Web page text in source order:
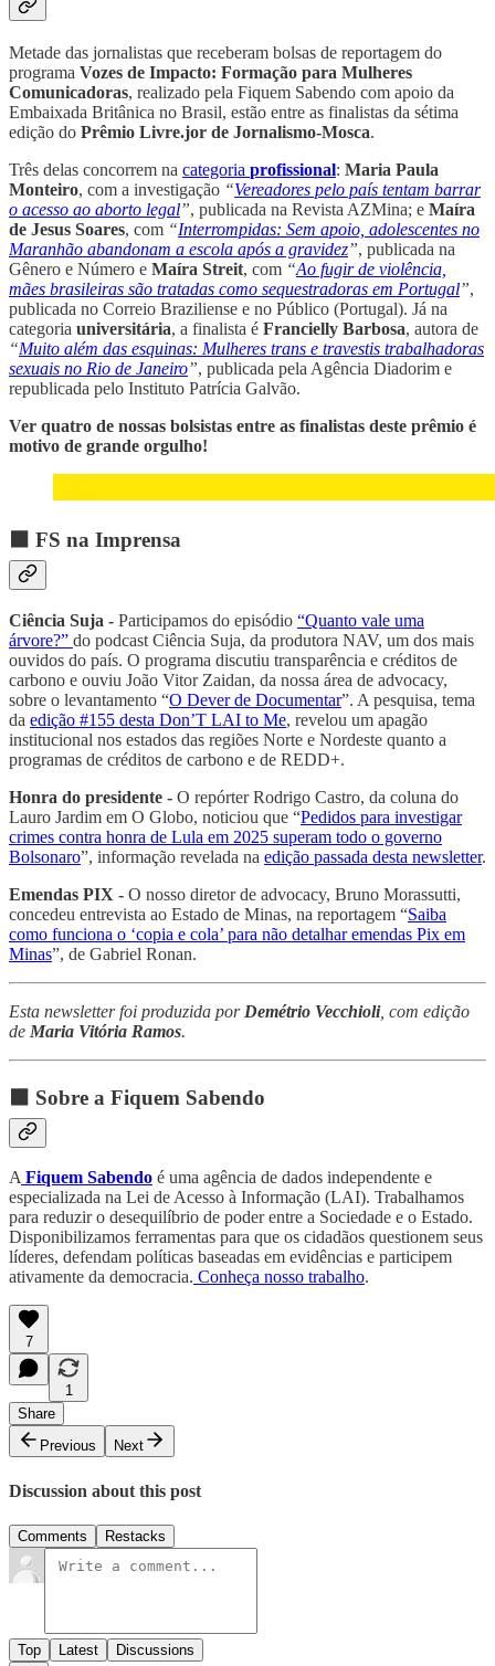
Metade das jornalistas que receberam bolsas de reportagem do
programa Vozes de Impacto: Formação para Mulheres
Comunicadoras, realizado pela Fiquem Sabendo com apoio da
Embaixada Britânica no Brasil, estão entre as finalistas da sétima
edição do Prêmio Livre.jor de Jornalismo-Mosca.
Três delas concorrem na categoria profissional: Maria Paula
Monteiro, com a investigação “Vereadores pelo país tentam barrar
o acesso ao aborto legal”, publicada na Revista AZMina; e Maíra
de Jesus Soares, com “Interrompidas: Sem apoio, adolescentes no
Maranhão abandonam a escola após a gravidez”, publicada na
Gênero e Número e Maíra Streit, com “Ao fugir de violência,
mães brasileiras são tratadas como sequestradoras em Portugal”,
publicada no Correio Braziliense e no Público (Portugal). Já na
categoria universitária, a finalista é Francielly Barbosa, autora de
“Muito além das esquinas: Mulheres trans e travestis trabalhadoras
sexuais no Rio de Janeiro”, publicada pela Agência Diadorim e
republicada pelo Instituto Patrícia Galvão.
Ver quatro de nossas bolsistas entre as finalistas deste prêmio é
motivo de grande orgulho!
⬛ FS na Imprensa
Ciência Suja - Participamos do episódio “Quanto vale uma
árvore?” do podcast Ciência Suja, da produtora NAV, um dos mais
ouvidos do país. O programa discutiu transparência e créditos de
carbono e ouviu João Vitor Zaidan, da nossa área de advocacy,
sobre o levantamento “O Dever de Documentar”. A pesquisa, tema
da edição #155 desta Don’T LAI to Me, revelou um apagão
institucional nos estados das regiões Norte e Nordeste quanto a
programas de créditos de carbono e de REDD+.
Honra do presidente - O repórter Rodrigo Castro, da coluna do
Lauro Jardim em O Globo, noticiou que “Pedidos para investigar
crimes contra honra de Lula em 2025 superam todo o governo
Bolsonaro”, informação revelada na edição passada desta newsletter.
Emendas PIX - O nosso diretor de advocacy, Bruno Morassutti,
concedeu entrevista ao Estado de Minas, na reportagem “Saiba
como funciona o ‘copia e cola’ para não detalhar emendas Pix em
Minas”, de Gabriel Ronan.
Esta newsletter foi produzida por Demétrio Vecchioli, com edição
de Maria Vitória Ramos.
⬛ Sobre a Fiquem Sabendo
A Fiquem Sabendo é uma agência de dados independente e
especializada na Lei de Acesso à Informação (LAI). Trabalhamos
para reduzir o desequilíbrio de poder entre a Sociedade e o Estado.
Disponibilizamos ferramentas para que os cidadãos questionem seus
líderes, defendam políticas baseadas em evidências e participem
ativamente da democracia. Conheça nosso trabalho.
7
1
Share
Previous
Next
Discussion about this post
Comments Restacks
Top Latest Discussions